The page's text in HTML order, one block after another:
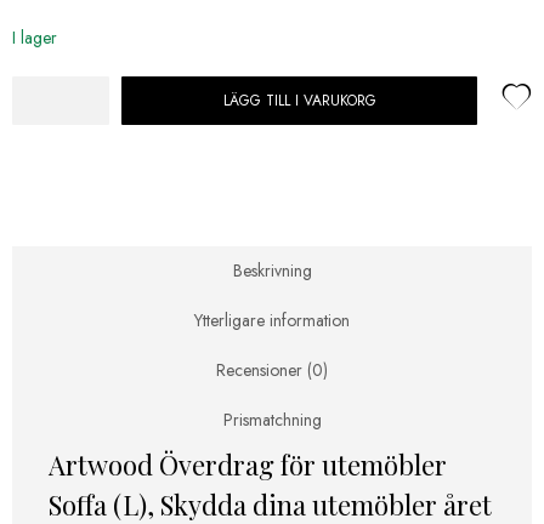
I lager
LÄGG TILL I VARUKORG
Beskrivning
Ytterligare information
Recensioner (0)
Prismatchning
Artwood Överdrag för utemöbler
Soffa (L), Skydda dina utemöbler året